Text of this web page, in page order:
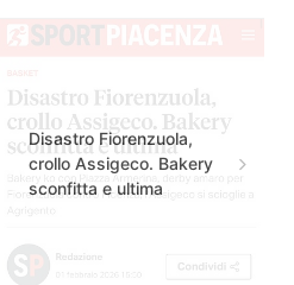
Disastro Fiorenzuola,
crollo Assigeco. Bakery
sconfitta e ultima